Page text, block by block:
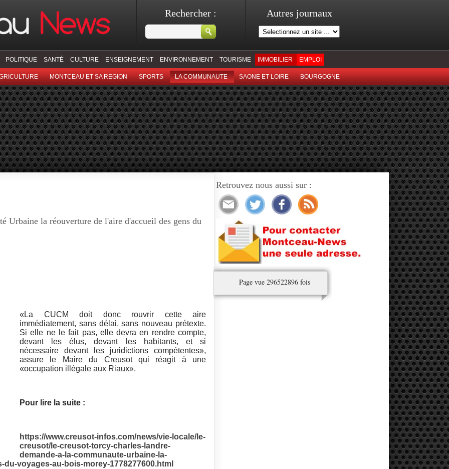
Rechercher : Autres journaux
POLITIQUE SANTÉ CULTURE ENSEIGNEMENT ENVIRONNEMENT TOURISME IMMOBILIER EMPLOI
MONTCEAU ET SA REGION SPORTS LA COMMUNAUTE SAONE ET LOIRE BOURGOGNE
Urbaine la réouverture de l'aire d'accueil des gens du
«La CUCM doit donc rouvrir cette aire
immédiatement, sans délai, sans nouveau prétexte.
Si elle ne le fait pas, elle devra en rendre compte,
devant les élus, devant les habitants, et si
nécessaire devant les juridictions compétentes»,
assure le Maire du Creusot qui réagit à une
«occupation illégale aux Riaux».
Pour lire la suite :
https://www.creusot-infos.com/news/vie-locale/le-
creusot/le-creusot-torcy-charles-landre-
demande-a-la-communaute-urbaine-la-
voyages-au-bois-morey-1778277600.html
Retrouvez nous aussi sur :
Page vue 296522896 fois